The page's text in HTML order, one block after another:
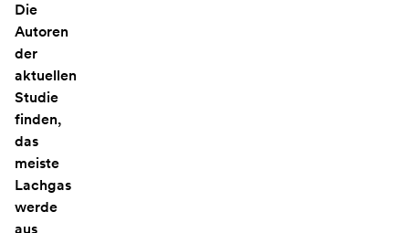
Die
Autoren
der
aktuellen
Studie
finden,
das
meiste
Lachgas
werde
aus